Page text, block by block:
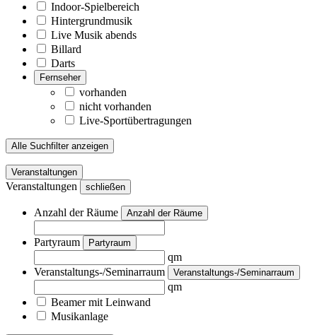
Indoor-Spielbereich
Hintergrundmusik
Live Musik abends
Billard
Darts
Fernseher
vorhanden
nicht vorhanden
Live-Sportübertragungen
Alle Suchfilter anzeigen
Veranstaltungen
Veranstaltungen schließen
Anzahl der Räume Anzahl der Räume
Partyraum Partyraum
qm
Veranstaltungs-/Seminarraum
Veranstaltungs-/Seminarraum
qm
Beamer mit Leinwand
Musikanlage